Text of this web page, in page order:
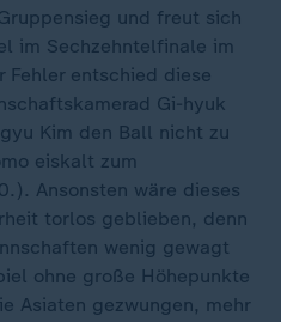
und freut sich
im Sechzehntelfinale im
Fehler entschied diese
Gi-hyuk
Kim den Ball nicht zu
eiskalt zum
Ansonsten wäre dieses
torlos geblieben, denn
wenig gewagt
ohne große Höhepunkte
Asiaten gezwungen, mehr